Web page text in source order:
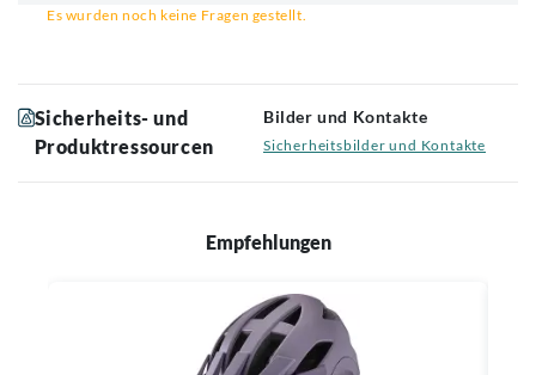
Es wurden noch keine Fragen gestellt.
Sicherheits- und
Produktressourcen
Bilder und Kontakte
Sicherheitsbilder und Kontakte
Empfehlungen